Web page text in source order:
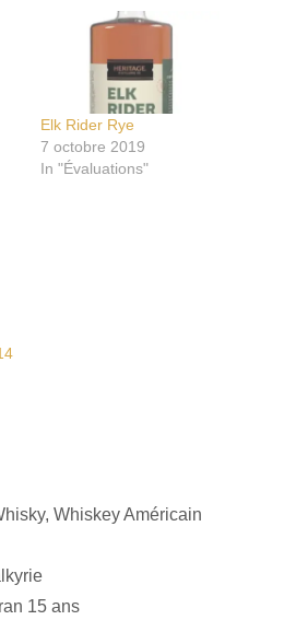
Elk Rider Rye
7 octobre 2019
In "Évaluations"
, Whiskey Américain
15 ans